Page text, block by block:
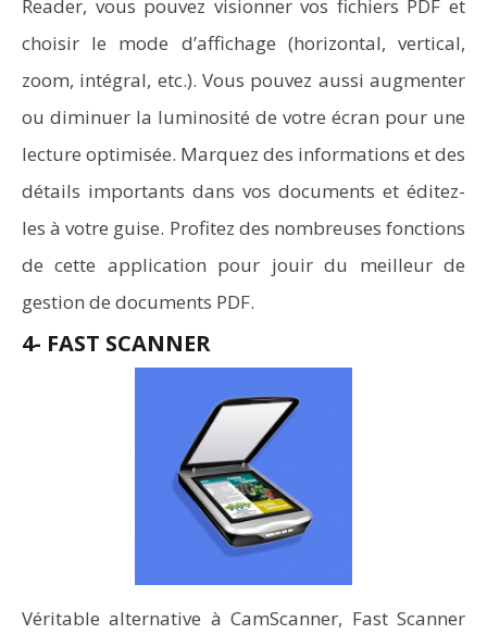
Reader, vous pouvez visionner vos fichiers PDF et
choisir le mode d’affichage (horizontal, vertical,
zoom, intégral, etc.). Vous pouvez aussi augmenter
ou diminuer la luminosité de votre écran pour une
lecture optimisée. Marquez des informations et des
détails importants dans vos documents et éditez-
les à votre guise. Profitez des nombreuses fonctions
de cette application pour jouir du meilleur de
gestion de documents PDF.
4- FAST SCANNER
Véritable alternative à CamScanner, Fast Scanner